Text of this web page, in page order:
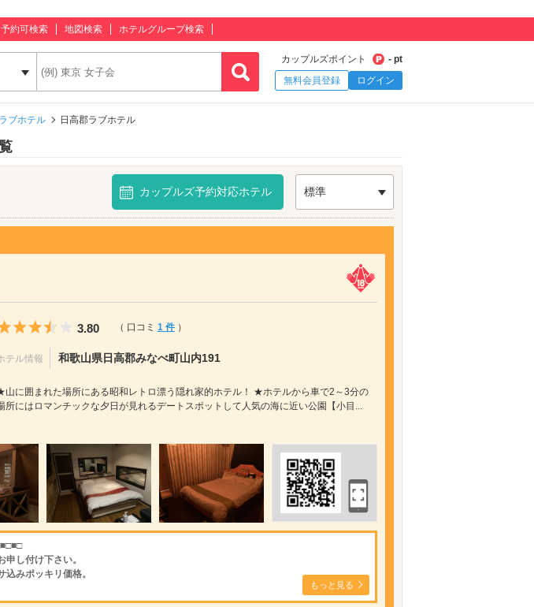
予約可検索 地図検索 ホテルグループ検索
カップルズポイント
- pt
無料会員登録
ログイン
ブホテル 日高郡ラブホテル
カップルズ予約対応ホテル 標準
5つ星のうち3.5
3.80 （ 口コミ 1 件）
テル情報 和歌山県日高郡みなべ町山内191
山に囲まれた場所にある昭和レトロ漂う隠れ家的ホテル！ ★ホテルから車で2～3分の
所にはロマンチックな夕日が見れるデートスポットして人気の海に近い公園【小目...
申し付け下さい。
込みポッキリ価格。
もっと見る